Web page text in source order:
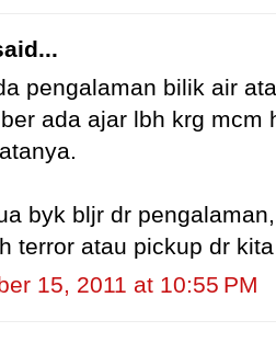
pengalaman bilik air
ada ajar lbh krg mcm
byk bljr dr pengalaman,
terror atau pickup dr
15, 2011 at 10:55 PM